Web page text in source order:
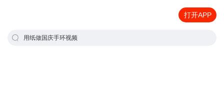
打开APP
用纸做国庆手环视频